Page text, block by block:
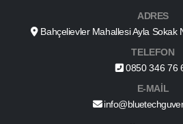
ADRES
Bahçelievler Mahallesi Ayla Sokak
TELEFON
0850 346 76
E-MAİL